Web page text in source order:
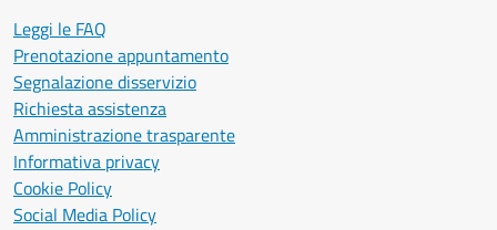
Leggi le FAQ
Prenotazione appuntamento
Segnalazione disservizio
Richiesta assistenza
Amministrazione trasparente
Informativa privacy
Cookie Policy
Social Media Policy